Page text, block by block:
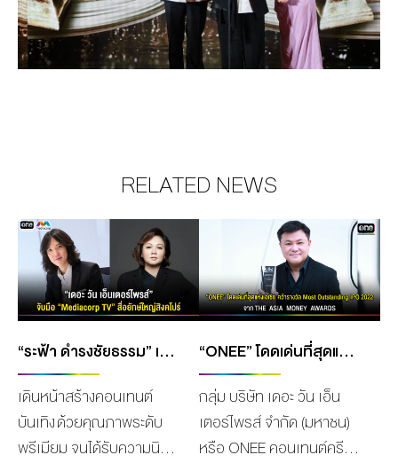
RELATED NEWS
“ระฟ้า ดำรงชัยธรรม” เผยความร่วมมือ ส่งคอนเทนต์ละครดัง ช่องวัน31 ออกอากาศครบทั้ง TV และ OTT พร้อมนำซีรีส์ฮิตลงจอ GMM 25
เดินหน้าสร้างคอนเทนต์
บันเทิง ด้วยคุณภาพระดับ
พรีเมียม จนได้รับความนิยม
“ONEE” โดดเด่นที่สุดแห่งเอเชีย คว้ารางวัล MOST OUTSTANDING IPO 2022 จาก THE ASIA MONEY AWARDS
กลุ่ม บริษัท เดอะ วัน เอ็น
เตอร์ไพรส์ จำกัด (มหาชน)
หรือ ONEE คอนเทนต์ครีเอ